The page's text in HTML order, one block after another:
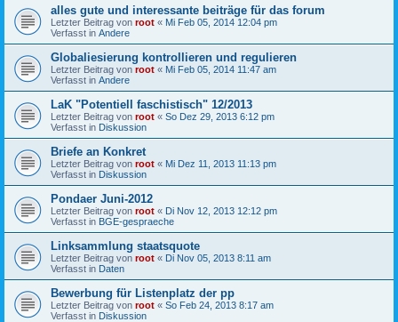
alles gute und interessante beiträge für das forum
Letzter Beitrag von root « Mi Feb 05, 2014 12:04 pm
Verfasst in Andere
Globaliesierung kontrollieren und regulieren
Letzter Beitrag von root « Mi Feb 05, 2014 11:47 am
Verfasst in Andere
LaK "Potentiell faschistisch" 12/2013
Letzter Beitrag von root « So Dez 29, 2013 6:12 pm
Verfasst in Diskussion
Briefe an Konkret
Letzter Beitrag von root « Mi Dez 11, 2013 11:13 pm
Verfasst in Diskussion
Pondaer Juni-2012
Letzter Beitrag von root « Di Nov 12, 2013 12:12 pm
Verfasst in BGE-gespraeche
Linksammlung staatsquote
Letzter Beitrag von root « Di Nov 05, 2013 8:11 am
Verfasst in Daten
Bewerbung für Listenplatz der pp
Letzter Beitrag von root « So Feb 24, 2013 8:17 am
Verfasst in Diskussion